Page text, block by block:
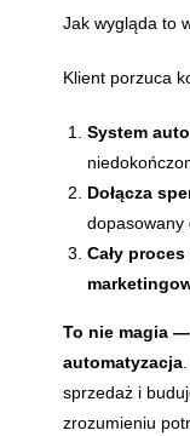
Jak wygląda to
Klient porzuca
System
Dołącza
dopasowany
Cały
To nie magia
automatyzacja
sprzedaż i
zrozumieniu